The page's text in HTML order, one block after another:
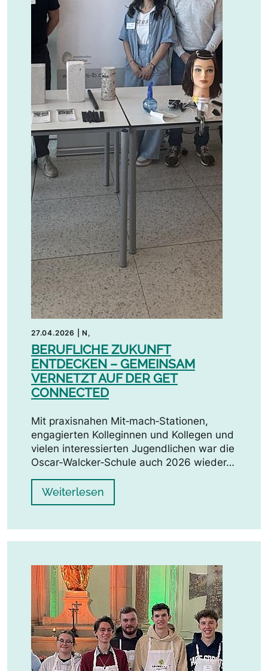
27.04.2026 |N,
BERUFLICHE ZUKUNFT
ENTDECKEN – GEMEINSAM
VERNETZT AUF DER GET
CONNECTED
Mit praxisnahen Mit‑mach‑Stationen,
engagierten Kolleginnen und Kollegen und
vielen interessierten Jugendlichen war die
Oscar‑Walcker‑Schule auch 2026 wieder…
Weiterlesen